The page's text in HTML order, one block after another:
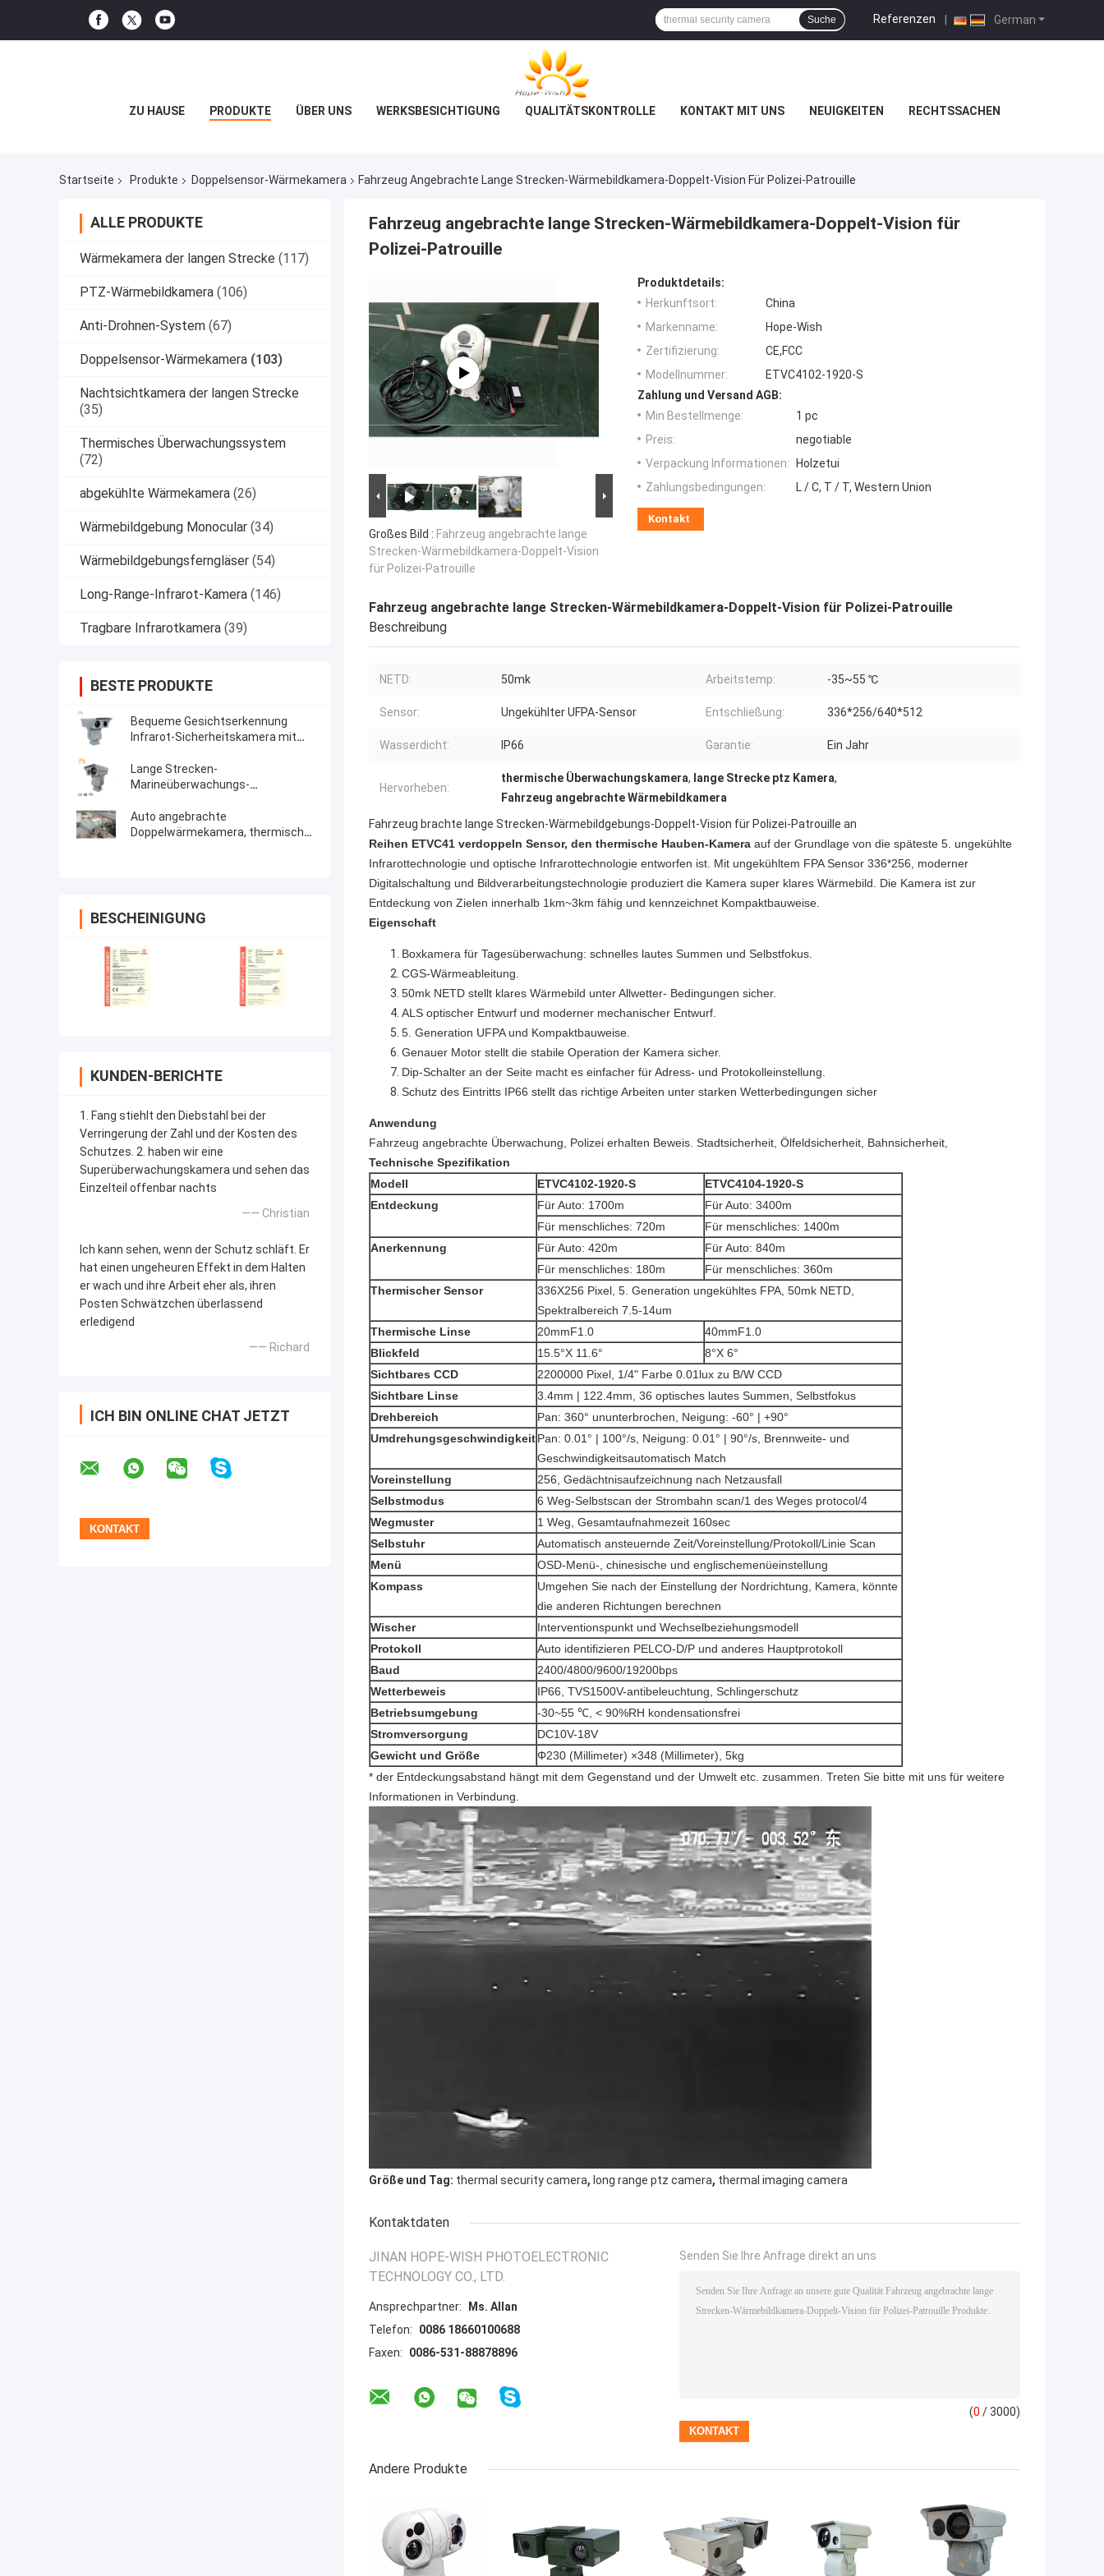
German
Referenzen |
Suche
ZU HAUSE PRODUKTE ÜBER UNS WERKSBESICHTIGUNG QUALITÄTSKONTROLLE KONTAKT MIT UNS NEUIGKEITEN RECHTSSACHEN
Startseite Produkte Doppelsensor-Wärmekamera Fahrzeug Angebrachte Lange Strecken-Wärmebildkamera-Doppelt-Vision Für Polizei-Patrouille
ALLE PRODUKTE
Wärmekamera der langen Strecke (117)
PTZ-Wärmebildkamera (106)
Anti-Drohnen-System (67)
Doppelsensor-Wärmekamera (103)
Nachtsichtkamera der langen Strecke
(35)
Thermisches Überwachungssystem
(72)
abgekühlte Wärmekamera (26)
Wärmebildgebung Monocular (34)
Wärmebildgebungsferngläser (54)
Long-Range-Infrarot-Kamera (146)
Tragbare Infrarotkamera (39)
BESTE PRODUKTE
Bequeme Gesichtserkennung
Infrarot-Sicherheitskamera mit
Lange Strecken-
Marineüberwachungs-
Nachtsicht
Auto angebrachte
Doppelwärmekamera, thermische
BESCHEINIGUNG
KUNDEN-BERICHTE
1. Fang stiehlt den Diebstahl bei der
Verringerung der Zahl und der Kosten des
Schutzes. 2. haben wir eine
Superüberwachungskamera und sehen das
Einzelteil offenbar nachts
—— Christian
Ich kann sehen, wenn der Schutz schläft. Er
hat einen ungeheuren Effekt in dem Halten
er wach und ihre Arbeit eher als, ihren
Posten Schwätzchen überlassend
erledigend
—— Richard
ICH BIN ONLINE CHAT JETZT
Fahrzeug angebrachte lange Strecken-Wärmebildkamera-Doppelt-Vision für
Polizei-Patrouille
Großes Bild : Fahrzeug angebrachte lange
Strecken-Wärmebildkamera-Doppelt-Vision
für Polizei-Patrouille
Produktdetails:
Herkunftsort:
China
Markenname:
Hope-Wish
Zertifizierung:
CE,FCC
Modellnummer:
ETVC4102-1920-S
Zahlung und Versand AGB:
Min Bestellmenge:
1 pc
Preis:
negotiable
Verpackung Informationen:
Holzetui
Zahlungsbedingungen:
L / C, T / T, Western Union
Kontakt
Fahrzeug angebrachte lange Strecken-Wärmebildkamera-Doppelt-Vision für Polizei-Patrouille
Beschreibung
NETD: 50mk Arbeitstemp: -35~55 ℃
Sensor: Ungekühlter UFPA-Sensor Entschließung: 336*256/640*512
Wasserdicht: IP66 Garantie: Ein Jahr
Hervorheben:
thermische Überwachungskamera, lange Strecke ptz Kamera,
Fahrzeug angebrachte Wärmebildkamera
Fahrzeug brachte lange Strecken-Wärmebildgebungs-Doppelt-Vision für Polizei-Patrouille an
Reihen ETVC41 verdoppeln Sensor, den thermische Hauben-Kamera auf der Grundlage von die späteste 5. ungekühlte
Infrarottechnologie und optische Infrarottechnologie entworfen ist. Mit ungekühltem FPA Sensor 336*256, moderner
Digitalschaltung und Bildverarbeitungstechnologie produziert die Kamera super klares Wärmebild. Die Kamera ist zur
Entdeckung von Zielen innerhalb 1km~3km fähig und kennzeichnet Kompaktbauweise.
Eigenschaft
Boxkamera für Tagesüberwachung: schnelles lautes Summen und Selbstfokus.
CGS-Wärmeableitung.
50mk NETD stellt klares Wärmebild unter Allwetter- Bedingungen sicher.
ALS optischer Entwurf und moderner mechanischer Entwurf.
5. Generation UFPA und Kompaktbauweise.
Genauer Motor stellt die stabile Operation der Kamera sicher.
Dip-Schalter an der Seite macht es einfacher für Adress- und Protokolleinstellung.
Schutz des Eintritts IP66 stellt das richtige Arbeiten unter starken Wetterbedingungen sicher
Anwendung
Fahrzeug angebrachte Überwachung, Polizei erhalten Beweis. Stadtsicherheit, Ölfeldsicherheit, Bahnsicherheit,
Technische Spezifikation
Modell
ETVC4102-1920-S
ETVC4104-1920-S
Entdeckung
Für Auto: 1700m
Für Auto: 3400m
Für menschliches: 720m
Für menschliches: 1400m
Anerkennung
Für Auto: 420m
Für Auto: 840m
Für menschliches: 180m
Für menschliches: 360m
Thermischer Sensor
336X256 Pixel, 5. Generation ungekühltes FPA, 50mk NETD,
Spektralbereich 7.5-14um
Thermische Linse
20mmF1.0
40mmF1.0
Blickfeld
15.5°X 11.6°
8°X 6°
Sichtbares CCD
2200000 Pixel, 1/4" Farbe 0.01lux zu B/W CCD
Sichtbare Linse
3.4mm | 122.4mm, 36 optisches lautes Summen, Selbstfokus
Drehbereich
Pan: 360° ununterbrochen, Neigung: -60° | +90°
UmdrehungsgeschwindigkeitPan: 0.01° | 100°/s, Neigung: 0.01° | 90°/s, Brennweite- und
Geschwindigkeitsautomatisch Match
Voreinstellung
256, Gedächtnisaufzeichnung nach Netzausfall
Selbstmodus
6 Weg-Selbstscan der Strombahn scan/1 des Weges protocol/4
Wegmuster
1 Weg, Gesamtaufnahmezeit 160sec
Selbstuhr
Automatisch ansteuernde Zeit/Voreinstellung/Protokoll/Linie Scan
Menü
OSD-Menü-, chinesische und englischemenüeinstellung
Kompass
Umgehen Sie nach der Einstellung der Nordrichtung, Kamera, könnte
die anderen Richtungen berechnen
Wischer
Interventionspunkt und Wechselbeziehungsmodell
Protokoll
Auto identifizieren PELCO-D/P und anderes Hauptprotokoll
Baud
2400/4800/9600/19200bps
Wetterbeweis
IP66, TVS1500V-antibeleuchtung, Schlingerschutz
Betriebsumgebung
-30~55 ℃, < 90%RH kondensationsfrei
Stromversorgung
DC10V-18V
Gewicht und Größe
Φ230 (Millimeter) ×348 (Millimeter), 5kg
* der Entdeckungsabstand hängt mit dem Gegenstand und der Umwelt etc. zusammen. Treten Sie bitte mit uns für weitere
Informationen in Verbindung.
Größe und Tag: thermal security camera, long range ptz camera, thermal imaging camera
Kontaktdaten
JINAN HOPE-WISH PHOTOELECTRONIC
TECHNOLOGY CO., LTD.
Ansprechpartner:
Ms. Allan
Telefon:
0086 18660100688
Faxen:
0086-531-88878896
Senden Sie Ihre Anfrage direkt an uns
(0 / 3000)
Andere Produkte